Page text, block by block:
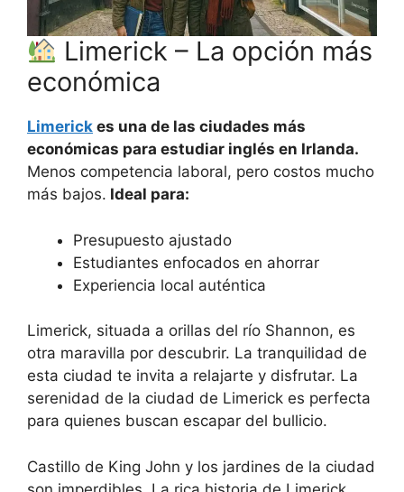
Limerick – La opción más
económica
Limerick es una de las ciudades más
económicas para estudiar inglés en Irlanda.
Menos competencia laboral, pero costos mucho
más bajos. Ideal para:
Presupuesto ajustado
Estudiantes enfocados en ahorrar
Experiencia local auténtica
Limerick, situada a orillas del río Shannon, es
otra maravilla por descubrir. La tranquilidad de
esta ciudad te invita a relajarte y disfrutar. La
serenidad de la ciudad de Limerick es perfecta
para quienes buscan escapar del bullicio.
Castillo de King John y los jardines de la ciudad